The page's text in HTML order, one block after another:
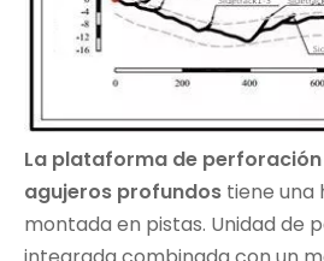
La plataforma de
agujeros profundos tiene una
montada en pistas. Unidad de